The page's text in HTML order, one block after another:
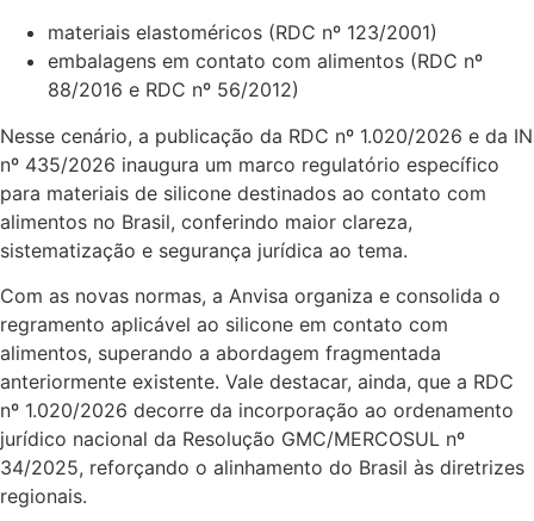
materiais elastoméricos (RDC nº 123/2001)
embalagens em contato com alimentos (RDC nº
88/2016 e RDC nº 56/2012)
Nesse cenário, a publicação da RDC nº 1.020/2026 e da IN
nº 435/2026 inaugura um marco regulatório específico
para materiais de silicone destinados ao contato com
alimentos no Brasil, conferindo maior clareza,
sistematização e segurança jurídica ao tema.
Com as novas normas, a Anvisa organiza e consolida o
regramento aplicável ao silicone em contato com
alimentos, superando a abordagem fragmentada
anteriormente existente. Vale destacar, ainda, que a RDC
nº 1.020/2026 decorre da incorporação ao ordenamento
jurídico nacional da Resolução GMC/MERCOSUL nº
34/2025, reforçando o alinhamento do Brasil às diretrizes
regionais.